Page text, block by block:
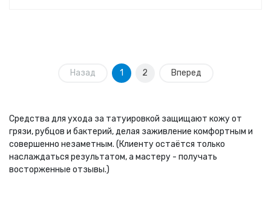
Назад 1 2 Вперед
Средства для ухода за татуировкой защищают кожу от
грязи, рубцов и бактерий, делая заживление комфортным и
совершенно незаметным. (Клиенту остаётся только
наслаждаться результатом, а мастеру - получать
восторженные отзывы.)